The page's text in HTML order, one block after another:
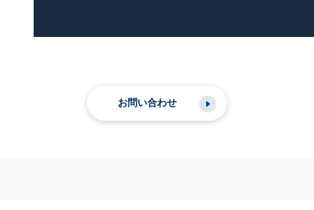
お問い合わせ